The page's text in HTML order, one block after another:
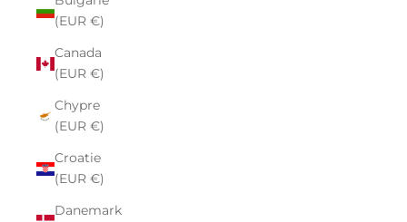
(EUR €)
Canada
(EUR €)
Chypre
(EUR €)
Croatie
(EUR €)
Danemark